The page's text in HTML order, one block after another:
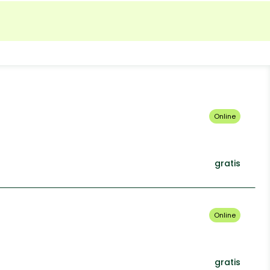
Online
gratis
Online
gratis